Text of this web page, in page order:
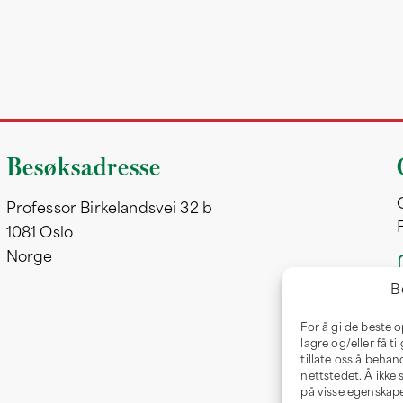
For å gi de beste
lagre og/eller få
tillate oss å
nettstedet. Å ikke
på visse
Besøksadresse
Professor Birkelandsvei 32 b
1081 Oslo
Norge